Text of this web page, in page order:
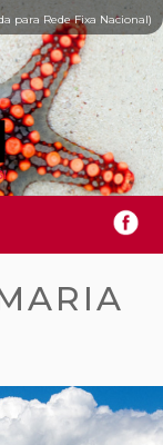
para Rede Fixa Nacional)